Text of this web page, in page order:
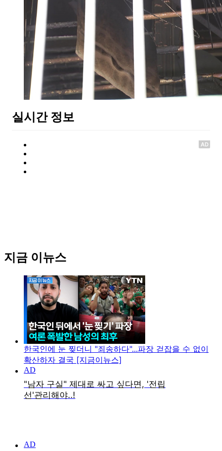
실시간 정보
AD
지금 이뉴스
한국인에 눈 찢더니 "죄송하다"...파장 걷잡을 수 없이
확산하자 결국 [지금이뉴스]